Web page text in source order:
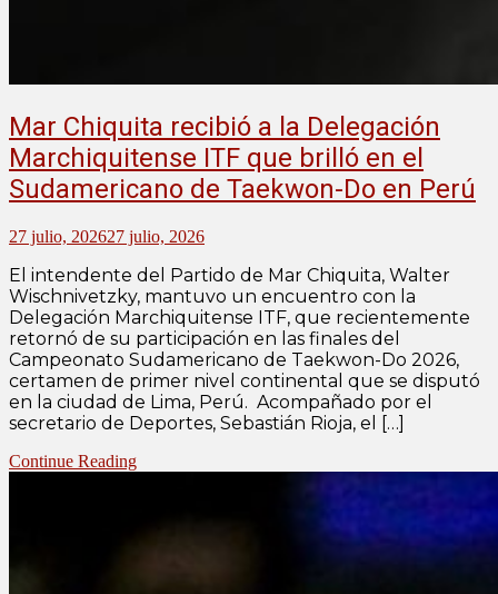
Mar Chiquita recibió a la Delegación
Marchiquitense ITF que brilló en el
Sudamericano de Taekwon-Do en Perú
27 julio, 202627 julio, 2026
El intendente del Partido de Mar Chiquita, Walter
Wischnivetzky, mantuvo un encuentro con la
Delegación Marchiquitense ITF, que recientemente
retornó de su participación en las finales del
Campeonato Sudamericano de Taekwon-Do 2026,
certamen de primer nivel continental que se disputó
en la ciudad de Lima, Perú. Acompañado por el
secretario de Deportes, Sebastián Rioja, el […]
Continue Reading